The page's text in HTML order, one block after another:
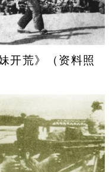
开荒》（资料照